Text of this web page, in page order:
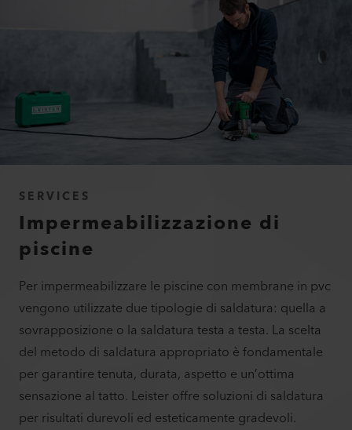
SERVICES
Impermeabilizzazione di
piscine
Per impermeabilizzare le piscine con membrane in pvc
vengono utilizzate due tipologie di saldatura: quella a
sovrapposizione o la saldatura testa a testa. La scelta
del metodo di saldatura appropriato è fondamentale
per garantire tenuta, durata, aspetto e un’ottima
sensazione al tatto. Leister offre soluzioni di saldatura
per risultati durevoli ed esteticamente gradevoli.